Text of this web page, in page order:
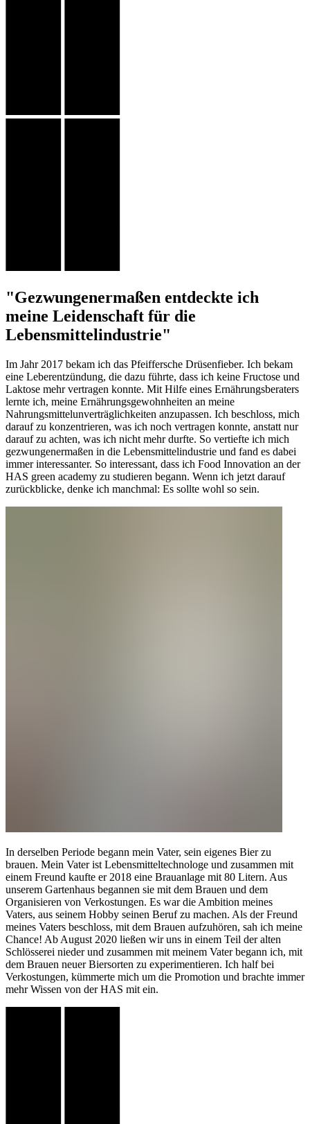
"Gezwungenermaßen entdeckte ich
meine Leidenschaft für die
Lebensmittelindustrie"
Im Jahr 2017 bekam ich das Pfeiffersche Drüsenfieber. Ich bekam
eine Leberentzündung, die dazu führte, dass ich keine Fructose und
Laktose mehr vertragen konnte. Mit Hilfe eines Ernährungsberaters
lernte ich, meine Ernährungsgewohnheiten an meine
Nahrungsmittelunverträglichkeiten anzupassen. Ich beschloss, mich
darauf zu konzentrieren, was ich noch vertragen konnte, anstatt nur
darauf zu achten, was ich nicht mehr durfte. So vertiefte ich mich
gezwungenermaßen in die Lebensmittelindustrie und fand es dabei
immer interessanter. So interessant, dass ich Food Innovation an der
HAS green academy zu studieren begann. Wenn ich jetzt darauf
zurückblicke, denke ich manchmal: Es sollte wohl so sein.
In derselben Periode begann mein Vater, sein eigenes Bier zu
brauen. Mein Vater ist Lebensmitteltechnologe und zusammen mit
einem Freund kaufte er 2018 eine Brauanlage mit 80 Litern. Aus
unserem Gartenhaus begannen sie mit dem Brauen und dem
Organisieren von Verkostungen. Es war die Ambition meines
Vaters, aus seinem Hobby seinen Beruf zu machen. Als der Freund
meines Vaters beschloss, mit dem Brauen aufzuhören, sah ich meine
Chance! Ab August 2020 ließen wir uns in einem Teil der alten
Schlösserei nieder und zusammen mit meinem Vater begann ich, mit
dem Brauen neuer Biersorten zu experimentieren. Ich half bei
Verkostungen, kümmerte mich um die Promotion und brachte immer
mehr Wissen von der HAS mit ein.